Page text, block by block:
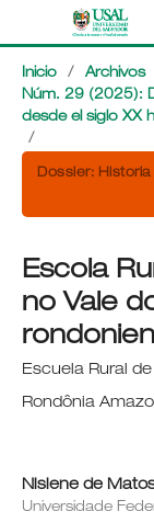
Inicio / Archivos
Núm. 29 (2025):
desde el siglo XX
/
Dossier:
Escola
no Vale
Escuela Rural
Rondônia
Nislene de
Universidade